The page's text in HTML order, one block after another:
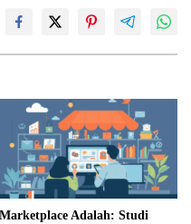
Marketplace Adalah: Studi